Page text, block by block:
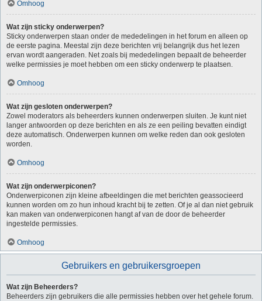
Omhoog
Wat zijn sticky onderwerpen?
Sticky onderwerpen staan onder de mededelingen in het forum en alleen op
de eerste pagina. Meestal zijn deze berichten vrij belangrijk dus het lezen
ervan wordt aangeraden. Net zoals bij mededelingen bepaalt de beheerder
welke permissies je moet hebben om een sticky onderwerp te plaatsen.
Omhoog
Wat zijn gesloten onderwerpen?
Zowel moderators als beheerders kunnen onderwerpen sluiten. Je kunt niet
langer antwoorden op deze berichten en als ze een peiling bevatten eindigt
deze automatisch. Onderwerpen kunnen om welke reden dan ook gesloten
worden.
Omhoog
Wat zijn onderwerpiconen?
Onderwerpiconen zijn kleine afbeeldingen die met berichten geassocieerd
kunnen worden om zo hun inhoud kracht bij te zetten. Of je al dan niet gebruik
kan maken van onderwerpiconen hangt af van de door de beheerder
ingestelde permissies.
Omhoog
Gebruikers en gebruikersgroepen
Wat zijn Beheerders?
Beheerders zijn gebruikers die alle permissies hebben over het gehele forum.